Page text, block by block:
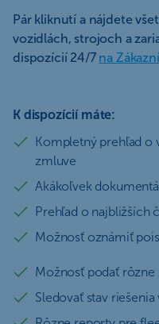
Pár kliknutí a nájdete
vozidlách, strojoch a
dispozícií 24/7 na
K dispozícií máte:
Kompletný prehľad o
zmluve
Akákoľvek
Prehľad o najbližších
Možnosť oznámiť
Možnosť podať
Sledovať stav